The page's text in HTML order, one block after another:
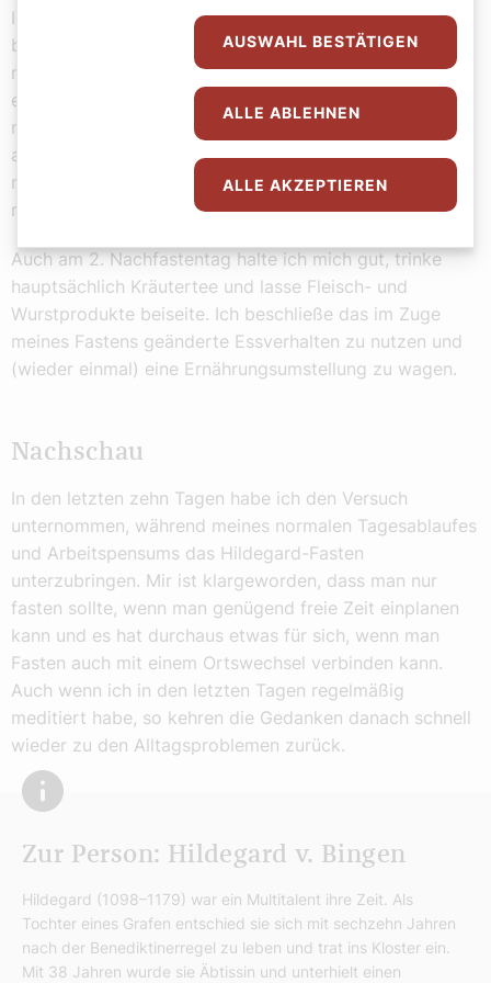
Ich darf wieder normal essen. Wie es der Fasten­
begleiter rät, gehe ich es langsam an. Überhaupt
möchte zumindest noch eine Woche noch kein Fleisch
essen. Auf dem Weg ins Büro kaufe ich mir ein Weckerl
mit Gemüse und Käse. Ich freue mich schon auf den
anderen Geschmack. Im Büro angekommen, mache ich
mir eine große Kanne Kräutertee. Zu Mittag besorge ich
mir eine vegane Kleinigkeit. Ich will gar nichts Anderes.
Auch am 2. Nachfastentag halte ich mich gut, trinke
hauptsächlich Kräutertee und lasse Fleisch- und
Wurstprodukte beiseite. Ich beschließe das im Zuge
meines Fastens geänderte Essverhalten zu nutzen und
(wieder einmal) eine Ernährungsumstellung zu wagen.
Nachschau
In den letzten zehn Tagen habe ich den Versuch
unternommen, während meines normalen Tagesablaufes
und Arbeitspensums das Hildegard-Fasten
unterzubringen. Mir ist klargeworden, dass man nur
fasten sollte, wenn man genügend freie Zeit einplanen
kann und es hat durchaus etwas für sich, wenn man
Fasten auch mit einem Ortswechsel verbinden kann.
Auch wenn ich in den letzten Tagen regelmäßig
meditiert habe, so kehren die Gedanken danach schnell
wieder zu den Alltagsproblemen zurück.
Zur Person: Hildegard v. Bingen
Hildegard (1098–1179) war ein Multitalent ihre Zeit. Als
Tochter eines Grafen entschied sie sich mit sechzehn Jahren
nach der Benediktinerregel zu leben und trat ins Kloster ein.
Mit 38 Jahren wurde sie Äbtissin und unterhielt einen
AUSWAHL BESTÄTIGEN
ALLE ABLEHNEN
ALLE AKZEPTIEREN